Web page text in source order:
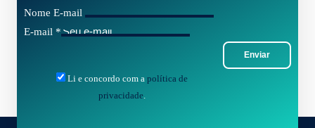
Nome E-mail
E-mail *
Enviar
Li e concordo com a política de
privacidade.